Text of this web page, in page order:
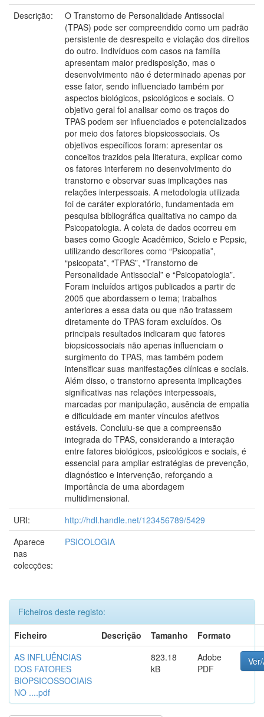
Descrição:
O Transtorno de Personalidade Antissocial
(TPAS) pode ser compreendido como um padrão
persistente de desrespeito e violação dos direitos
do outro. Indivíduos com casos na família
apresentam maior predisposição, mas o
desenvolvimento não é determinado apenas por
esse fator, sendo influenciado também por
aspectos biológicos, psicológicos e sociais. O
objetivo geral foi analisar como os traços do
TPAS podem ser influenciados e potencializados
por meio dos fatores biopsicossociais. Os
objetivos específicos foram: apresentar os
conceitos trazidos pela literatura, explicar como
os fatores interferem no desenvolvimento do
transtorno e observar suas implicações nas
relações interpessoais. A metodologia utilizada
foi de caráter exploratório, fundamentada em
pesquisa bibliográfica qualitativa no campo da
Psicopatologia. A coleta de dados ocorreu em
bases como Google Acadêmico, Scielo e Pepsic,
utilizando descritores como “Psicopatia”,
“psicopata”, “TPAS”, “Transtorno de
Personalidade Antissocial” e “Psicopatologia”.
Foram incluídos artigos publicados a partir de
2005 que abordassem o tema; trabalhos
anteriores a essa data ou que não tratassem
diretamente do TPAS foram excluídos. Os
principais resultados indicaram que fatores
biopsicossociais não apenas influenciam o
surgimento do TPAS, mas também podem
intensificar suas manifestações clínicas e sociais.
Além disso, o transtorno apresenta implicações
significativas nas relações interpessoais,
marcadas por manipulação, ausência de empatia
e dificuldade em manter vínculos afetivos
estáveis. Concluiu-se que a compreensão
integrada do TPAS, considerando a interação
entre fatores biológicos, psicológicos e sociais, é
essencial para ampliar estratégias de prevenção,
diagnóstico e intervenção, reforçando a
importância de uma abordagem
multidimensional.
URI:
http://hdl.handle.net/123456789/5429
Aparece
nas
colecções:
PSICOLOGIA
Ficheiros deste registo:
Ficheiro
Descrição Tamanho
Formato
AS INFLUÊNCIAS
DOS FATORES
BIOPSICOSSOCIAIS
NO ....pdf
823.18
kB
Adobe
PDF